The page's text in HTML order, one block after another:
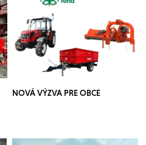
NOVÁ VÝZVA PRE OBCE